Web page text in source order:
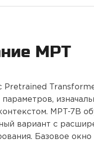
MPT
Pretrained
параметров,
MPT-7B
вариант с
Базовое окно